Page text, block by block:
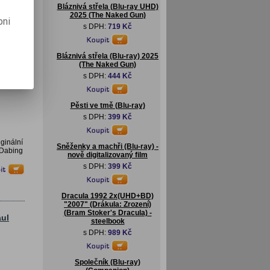
Bláznivá střela (Blu-ray UHD)
2025 (The Naked Gun)
s DPH: 719 Kč
Bláznivá střela (Blu-ray) 2025
(The Naked Gun)
s DPH: 444 Kč
Pěsti ve tmě (Blu-ray)
s DPH: 399 Kč
Sněženky a machři (Blu-ray) -
nově digitalizovaný film
s DPH: 399 Kč
Dracula 1992 2x(UHD+BD)
"2007" (Drákula: Zrození)
(Bram Stoker's Dracula) -
steelbook
s DPH: 989 Kč
Společník (Blu-ray)